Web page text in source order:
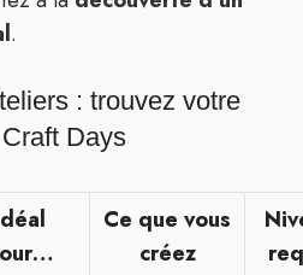
.
: trouvez votre
Days
Ce que vous
créez